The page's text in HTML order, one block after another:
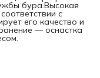
бура.Высокая
с
его качество и
— оснастка